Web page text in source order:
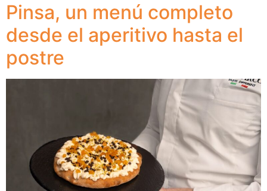
Pinsa, un menú completo
desde el aperitivo hasta el
postre